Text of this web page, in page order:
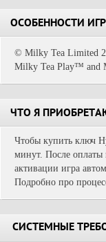
ОСОБЕННОСТИ
© Milky Tea Limited
Milky Tea Play™ and
ЧТО Я
Чтобы купить ключ
минут. После оплаты
активации игра
Подробно про
СИСТЕМНЫЕ